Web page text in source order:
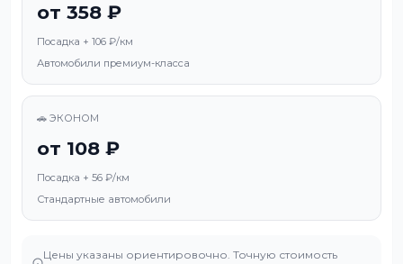
от 358 ₽
Посадка + 106 ₽/км
Автомобили премиум-класса
🚗 ЭКОНОМ
от 108 ₽
Посадка + 56 ₽/км
Стандартные автомобили
Цены указаны ориентировочно. Точную стоимость